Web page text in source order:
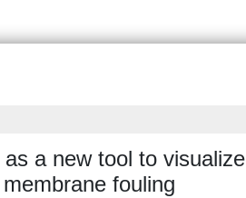
a new tool to visualize
fouling